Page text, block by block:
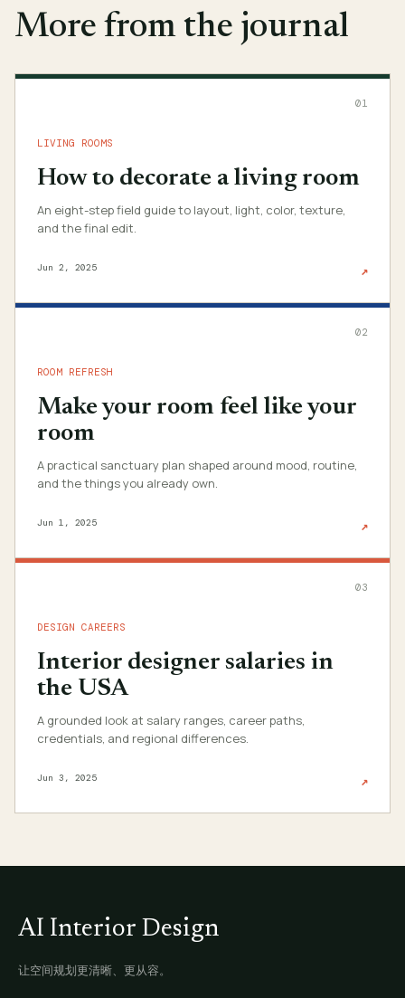
More from the journal
01
LIVING ROOMS
How to decorate a living room
An eight-step field guide to layout, light, color, texture,
and the final edit.
Jun 2, 2025 ↗
02
ROOM REFRESH
Make your room feel like your
room
A practical sanctuary plan shaped around mood, routine,
and the things you already own.
Jun 1, 2025 ↗
03
DESIGN CAREERS
Interior designer salaries in
the USA
A grounded look at salary ranges, career paths,
credentials, and regional differences.
Jun 3, 2025 ↗
AI Interior Design
让空间规划更清晰、更从容。